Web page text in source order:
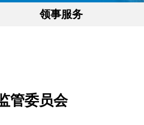
领事服务
管委员会